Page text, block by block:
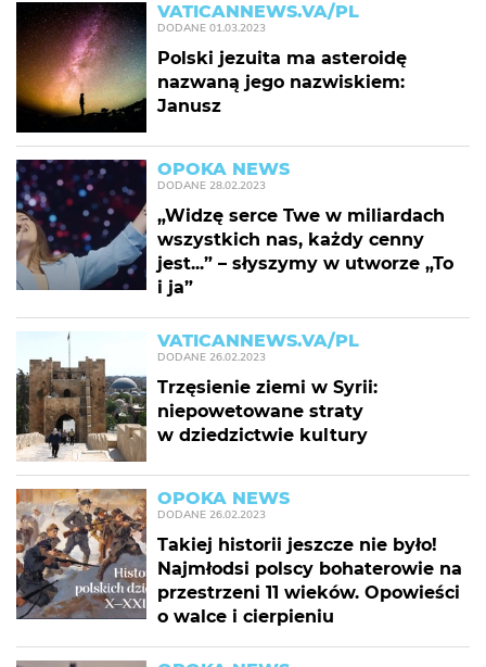
VATICANNEWS.VA/PL
DODANE 01.03.2023
Polski jezuita ma asteroidę
nazwaną jego nazwiskiem:
Janusz
OPOKA NEWS
DODANE 28.02.2023
„Widzę serce Twe w miliardach
wszystkich nas, każdy cenny
jest...” – słyszymy w utworze „To
i ja”
VATICANNEWS.VA/PL
DODANE 26.02.2023
Trzęsienie ziemi w Syrii:
niepowetowane straty
w dziedzictwie kultury
OPOKA NEWS
DODANE 26.02.2023
Takiej historii jeszcze nie było!
Najmłodsi polscy bohaterowie na
przestrzeni 11 wieków. Opowieści
o walce i cierpieniu